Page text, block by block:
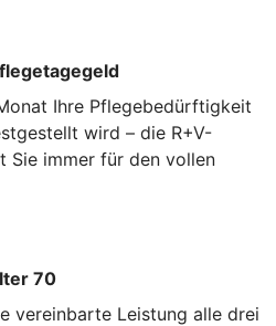
Ihre Pflegebedürftigkeit
wird – die R+V-
Sie immer für den vollen
70
vereinbarte Leistung alle drei